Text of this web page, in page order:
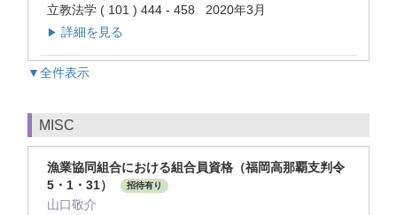
立教法学 ( 101 ) 444 - 458 2020年3月
▶ 詳細を見る
▼全件表示
MISC
漁業協同組合における組合員資格（福岡高那覇支判令
5・1・31）
招待有り
山口敬介